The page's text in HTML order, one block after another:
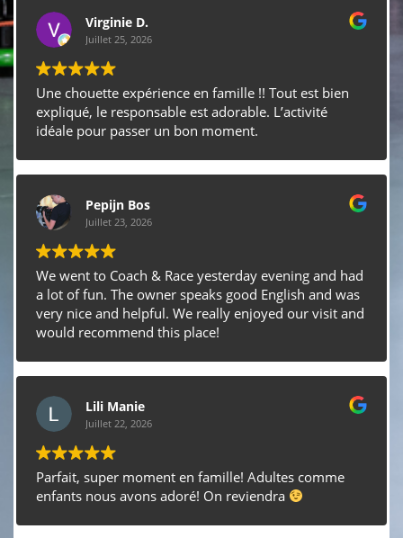
Ça vaut le déplacement !!!
Virginie D.
Juillet 25, 2026
Une chouette expérience en famille !! Tout est bien
expliqué, le responsable est adorable. L’activité
idéale pour passer un bon moment.
Pepijn Bos
Juillet 23, 2026
We went to Coach & Race yesterday evening and had
a lot of fun. The owner speaks good English and was
very nice and helpful. We really enjoyed our visit and
would recommend this place!
Lili Manie
Juillet 22, 2026
Parfait, super moment en famille! Adultes comme
enfants nous avons adoré! On reviendra